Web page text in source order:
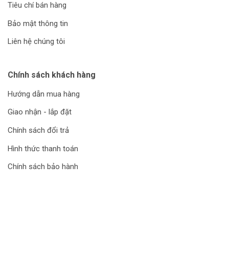
Tiêu chí bán hàng
Bảo mật thông tin
Liên hệ chúng tôi
Chính sách khách hàng
Hướng dẫn mua hàng
Giao nhận - lắp đặt
Chính sách đổi trả
Hình thức thanh toán
Chính sách bảo hành